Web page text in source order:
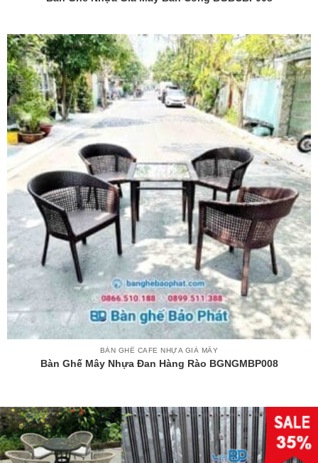
BÀN GHẾ CAFE NHỰA GIẢ MÂY
Bàn Ghế Mây Nhựa Đan Hàng Rào BGNGMBP008